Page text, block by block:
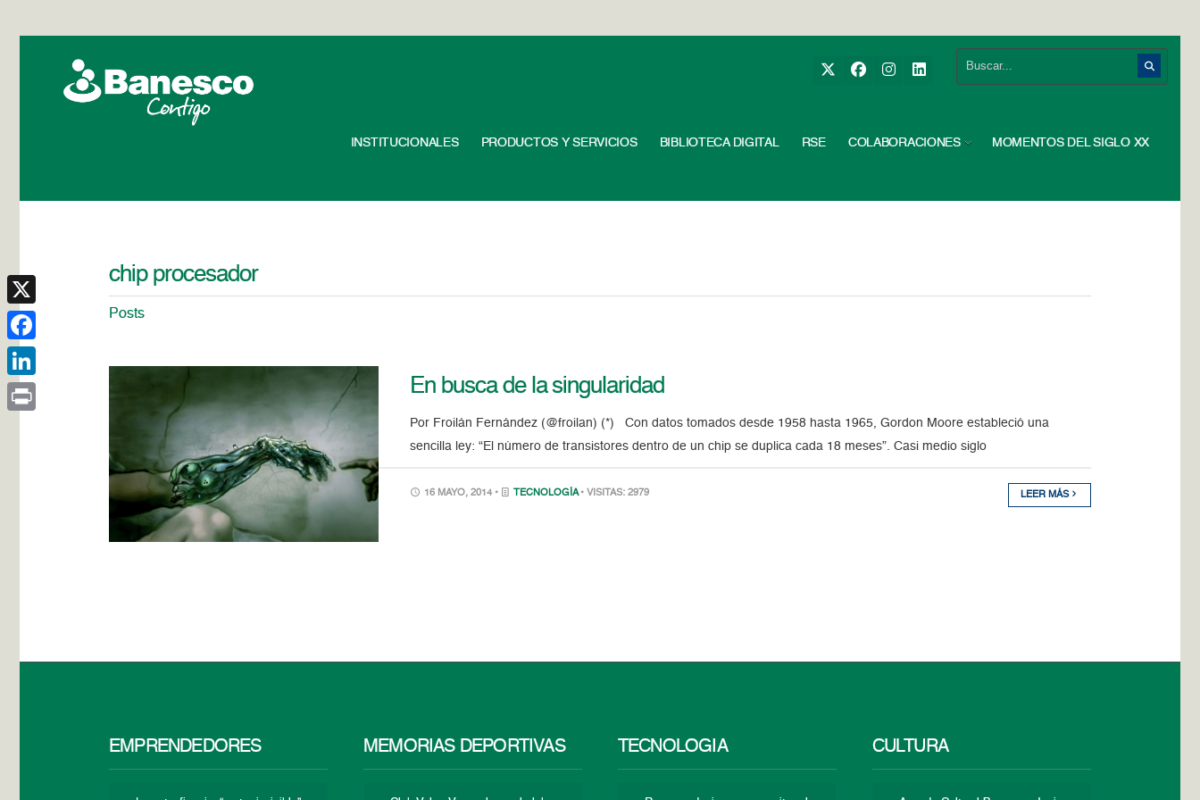
INSTITUCIONALES PRODUCTOS Y SERVICIOS BIBLIOTECA DIGITAL RSE COLABORACIONES MOMENTOS DEL SIGLO XX
chip procesador
Posts
En busca de la singularidad
Por Froilán Fernández (@froilan) (*) Con datos tomados desde 1958 hasta 1965, Gordon Moore estableció una
sencilla ley: “El número de transistores dentro de un chip se duplica cada 18 meses”. Casi medio siglo
16 MAYO, 2014 • TECNOLOGÍA • VISITAS: 2979 LEER MÁS
EMPRENDEDORES MEMORIAS DEPORTIVAS TECNOLOGÍA CULTURA
X
Facebook
LinkedIn